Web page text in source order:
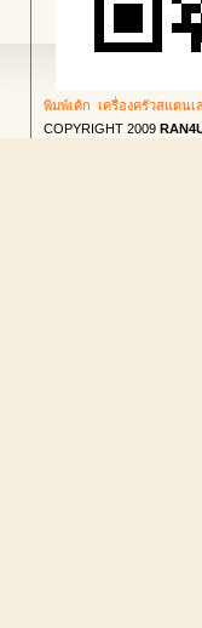
พิมพ์เค้ก เครื่องครัวสแตนเ
COPYRIGHT 2009